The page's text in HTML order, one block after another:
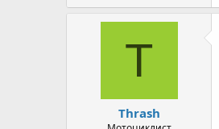
T
Thrash